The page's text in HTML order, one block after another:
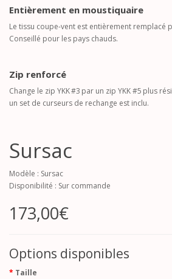
Entièrement en moustiquaire
Le tissu coupe-vent est entièrement remplacé
Conseillé pour les pays chauds.
Zip renforcé
Change le zip YKK #3 par un zip YKK #5 plus
un set de curseurs de rechange est inclu.
Sursac
Modèle : Sursac
Disponibilité : Sur commande
173,00€
Options disponibles
Taille